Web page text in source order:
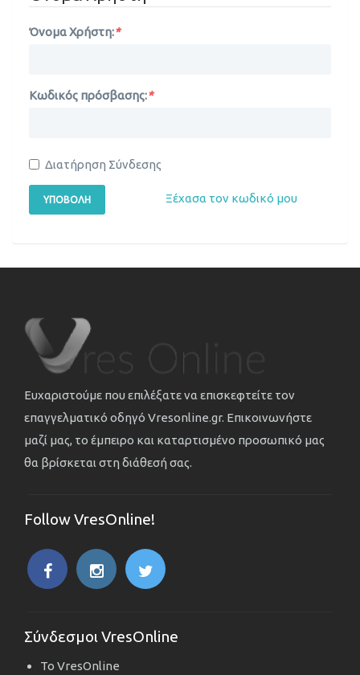
Όνομα Χρήστη:*
Κωδικός πρόσβασης:*
Διατήρηση Σύνδεσης
ΥΠΟΒΟΛΉ Ξέχασα τον κωδικό μου
Ευχαριστούμε που επιλέξατε να επισκεφτείτε τον
επαγγελματικό οδηγό Vresonline.gr. Επικοινωνήστε
μαζί μας, το έμπειρο και καταρτισμένο προσωπικό μας
θα βρίσκεται στη διάθεσή σας.
Follow VresOnline!
Σύνδεσμοι VresOnline
Το VresOnline